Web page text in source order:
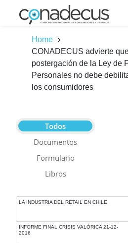
Home
CONADECUS advierte
postergación de la Ley de
Personales no debe
los consumidores
Todos
Documentos
Formulario
Libros
LA INDUSTRIA DEL RETAIL EN CHILE
INFORME FINAL CRISIS VALÓRICA 21-12-
2016